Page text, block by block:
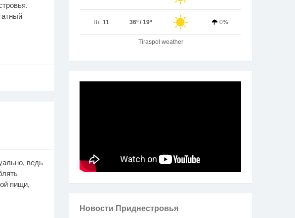
ведь
пищи,
Вт. 11 36º / 19º 0%
Tiraspol weather
Новости Приднестровья